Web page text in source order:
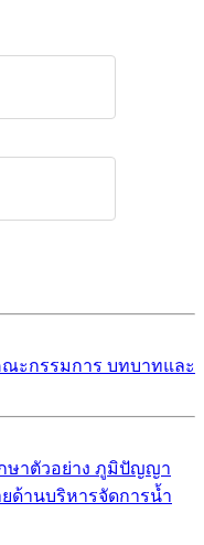
ะกรรมการ บทบาทและ
าตัวอย่าง ภูมิปัญญา
ด้านบริหารจัดการน้ำ